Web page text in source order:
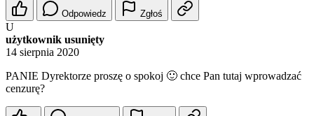
Odpowiedz Zgłoś
U
użytkownik usunięty
14 sierpnia 2020
PANIE Dyrektorze proszę o spokoj 🙂 chce Pan tutaj wprowadzać
cenzurę?